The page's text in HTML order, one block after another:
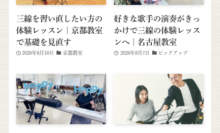
三線を習い直したい方の
体験レッスン｜京都教室
で基礎を見直す
2026年8月10日 京都教室
好きな歌手の演奏がきっ
かけで三線の体験レッス
ンへ｜名古屋教室
2026年8月7日 ピックアップ